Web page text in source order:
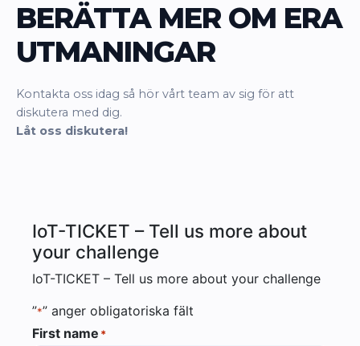
BERÄTTA MER OM ERA
UTMANINGAR
Kontakta oss idag så hör vårt team av sig för att
diskutera med dig.
Låt oss diskutera!
IoT-TICKET – Tell us more about
your challenge
IoT-TICKET – Tell us more about your challenge
”*” anger obligatoriska fält
First name *